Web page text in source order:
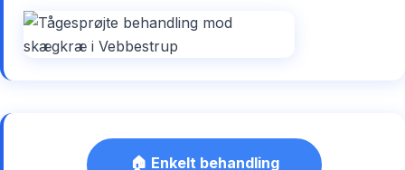
🏠 Enkelt behandling